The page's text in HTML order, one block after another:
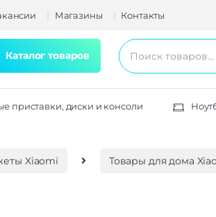
Магазины Контакты
Каталог товаров
приставки, диски и консоли
Xiaomi Товары для дома